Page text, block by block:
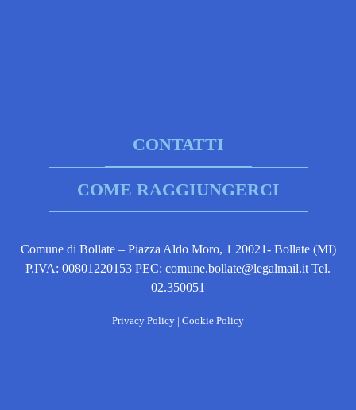
CONTATTI
COME RAGGIUNGERCI
Comune di Bollate – Piazza Aldo Moro, 1 20021- Bollate (MI)
P.IVA: 00801220153 PEC: comune.bollate@legalmail.it Tel.
02.350051
Privacy Policy | Cookie Policy